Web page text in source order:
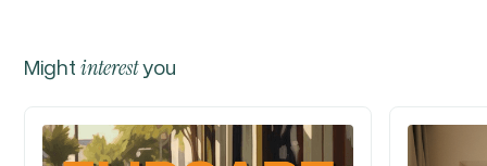
Mightinterestyou